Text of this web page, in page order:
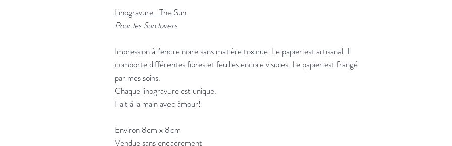
Linogravure . The Sun
Pour les Sun lovers
Impression à l'encre noire sans matière toxique. Le papier est artisanal. Il
comporte différentes fibres et feuilles encore visibles. Le papier est frangé
par mes soins.
Chaque linogravure est unique.
Fait à la main avec âmour!
Environ 8cm x 8cm
Vendue sans encadrement